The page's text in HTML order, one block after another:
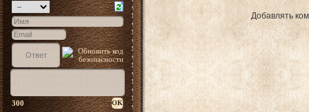
300
Добавлять